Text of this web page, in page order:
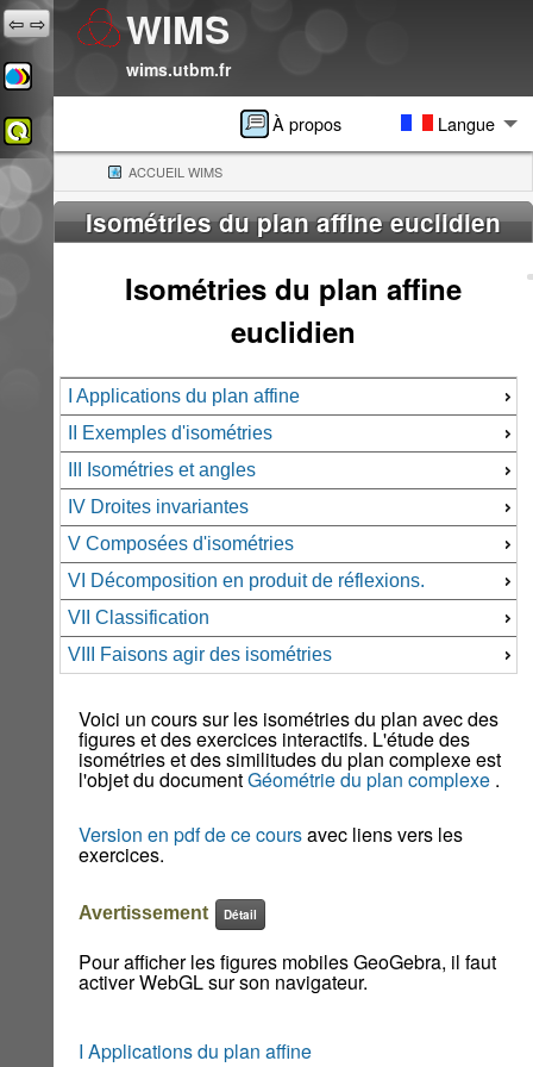
WIMS
wims.utbm.fr
À propos Langue
ACCUEIL WIMS(CURRENT)
Isométries du plan affine euclidien
Isométries du plan affine
euclidien
I Applications du plan affine
II Exemples d'isométries
III Isométries et angles
IV Droites invariantes
V Composées d'isométries
VI Décomposition en produit de réflexions.
VII Classification
VIII Faisons agir des isométries
Voici un cours sur les isométries du plan avec des
figures et des exercices interactifs. L'étude des
isométries et des similitudes du plan complexe est
l'objet du documentGéométrie du plan complexe.
Version en pdf de ce coursavec liens vers les
exercices.
Avertissement Détail
Pour afficher les figures mobiles GeoGebra, il faut
activer WebGL sur son navigateur.
I Applications du plan affine
⇦⇨